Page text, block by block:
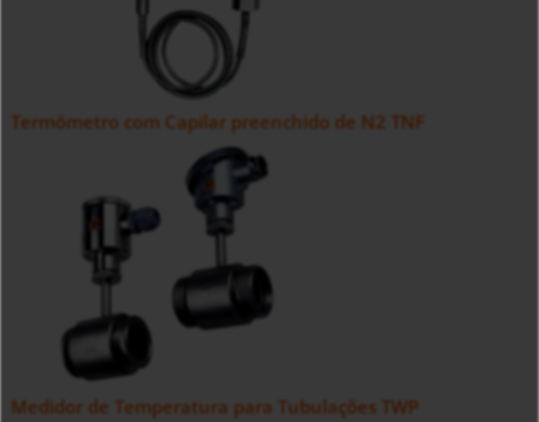
Termômetro com Capilar preenchido de N2 TNF
Medidor de Temperatura para Tubulações TWP